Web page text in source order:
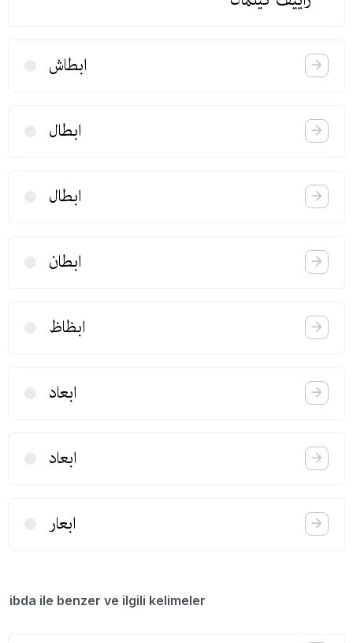
ابطاش
ابطال
ابطال
ابطان
ابظاظ
ابعاد
ابعاد
ابعار
ibda ile benzer ve ilgili kelimeler